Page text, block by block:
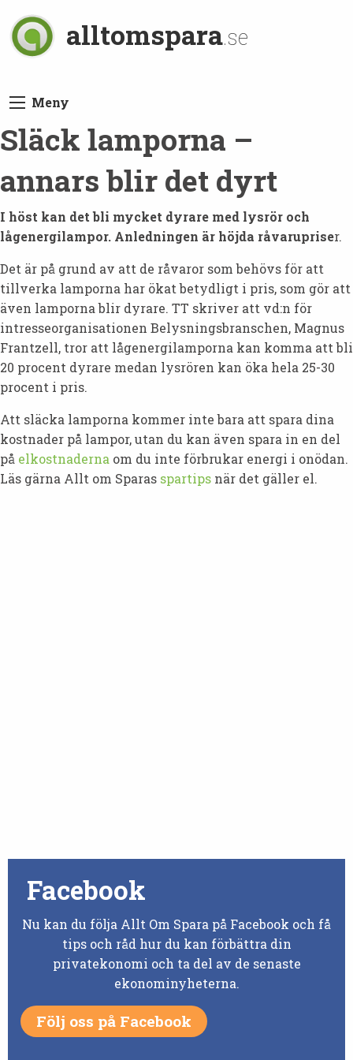
alltomspara.se
Meny
Släck lamporna –
annars blir det dyrt
I höst kan det bli mycket dyrare med lysrör och
lågenergilampor. Anledningen är höjda råvarupriser.
Det är på grund av att de råvaror som behövs för att
tillverka lamporna har ökat betydligt i pris, som gör att
även lamporna blir dyrare. TT skriver att vd:n för
intresseorganisationen Belysningsbranschen, Magnus
Frantzell, tror att lågenergilamporna kan komma att bli
20 procent dyrare medan lysrören kan öka hela 25-30
procent i pris.
Att släcka lamporna kommer inte bara att spara dina
kostnader på lampor, utan du kan även spara in en del
på elkostnaderna om du inte förbrukar energi i onödan.
Läs gärna Allt om Sparas spartips när det gäller el.
Facebook
Nu kan du följa Allt Om Spara på Facebook och få
tips och råd hur du kan förbättra din
privatekonomi och ta del av de senaste
ekonominyheterna.
Följ oss på Facebook